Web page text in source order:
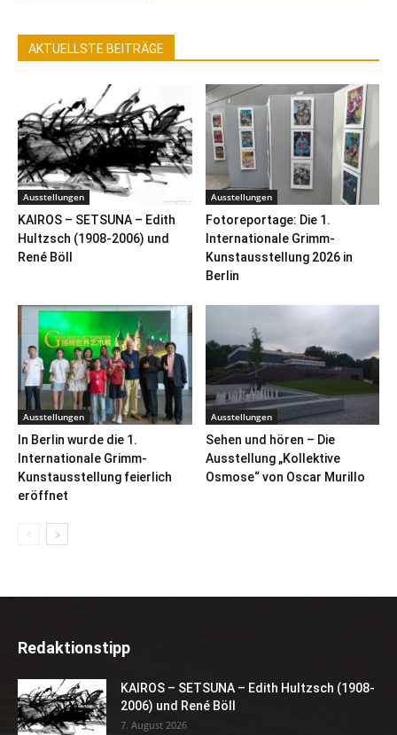
AKTUELLSTE BEITRÄGE
Ausstellungen
KAIROS – SETSUNA – Edith
Hultzsch (1908-2006) und
René Böll
Ausstellungen
Fotoreportage: Die 1.
Internationale Grimm-
Kunstausstellung 2026 in
Berlin
Ausstellungen
In Berlin wurde die 1.
Internationale Grimm-
Kunstausstellung feierlich
eröffnet
Ausstellungen
Sehen und hören – Die
Ausstellung „Kollektive
Osmose“ von Oscar Murillo
Redaktionstipp
KAIROS – SETSUNA – Edith Hultzsch (1908-
2006) und René Böll
7. August 2026